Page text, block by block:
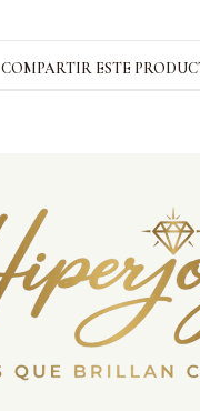
COMPARTIR ESTE